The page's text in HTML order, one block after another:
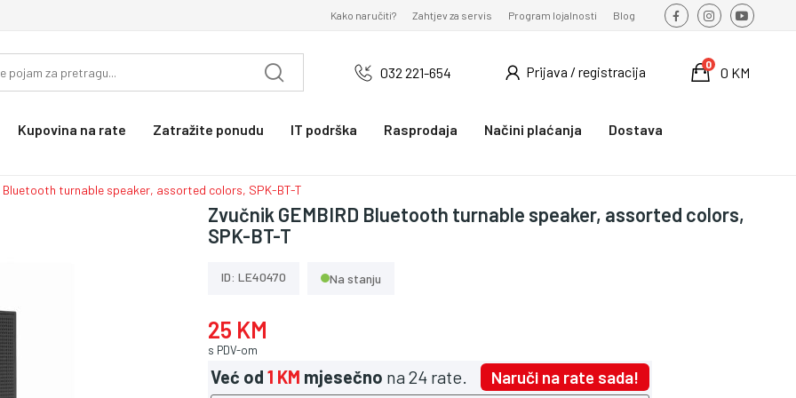
Kako naručiti? Zahtjev za servis Program lojalnosti Blog
032 221-654 Prijava / registracija 0 KM
0
Kupovina na rate Zatražite ponudu IT podrška Rasprodaja Načini plaćanja Dostava
Bluetooth turnable speaker, assorted colors, SPK-BT-T
Zvučnik GEMBIRD Bluetooth turnable speaker, assorted colors,
SPK-BT-T
ID: LE40470 Na stanju
25 KM
s PDV-om
Već od 1 KM mjesečno na 24 rate. Naruči na rate sada!